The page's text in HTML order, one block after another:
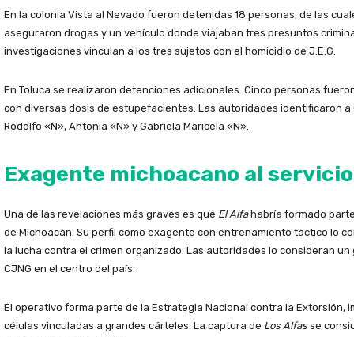
En la colonia Vista al Nevado fueron detenidas 18 personas, de las
aseguraron drogas y un vehículo donde viajaban tres presuntos
investigaciones vinculan a los tres sujetos con el homicidio de J.E.G.
En Toluca se realizaron detenciones adicionales. Cinco personas
con diversas dosis de estupefacientes. Las autoridades identificaron a
Rodolfo «N», Antonia «N» y Gabriela Maricela «N».
Exagente michoacano al servicio
Una de las revelaciones más graves es que El Alfahabría formado
de Michoacán. Su perfil como exagente con entrenamiento táctico lo
la lucha contra el crimen organizado. Las autoridades lo consideran
CJNG en el centro del país.
El operativo forma parte de la Estrategia Nacional contra la Extorsión,
células vinculadas a grandes cárteles. La captura de Los Alfas se